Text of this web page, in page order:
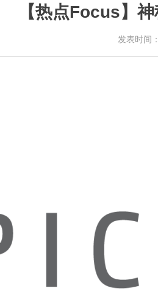
【热点Focus】
发表时间